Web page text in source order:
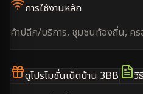
การใช้งานหลัก
ค้าปลีก/บริการ, ชุมชนท้องถิ่น, คร
ดูโปรโมชั่นเน็ตบ้าน 3BB วิ